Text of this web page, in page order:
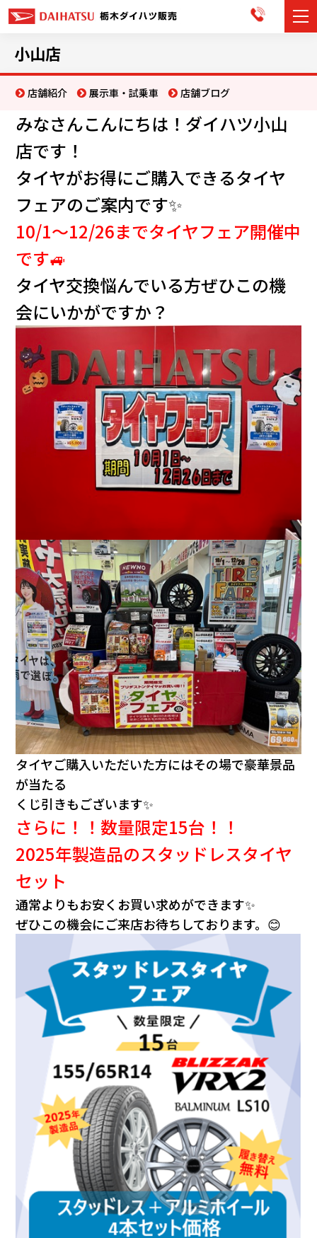
展示車・試乗車
店舗情報
イベント・キャンペーン
ご購入者サポート
会社情報
リコ
小山店
店舗紹介 展示車・試乗車 店舗ブログ
みなさんこんにちは！ダイハツ小山
店です！
タイヤがお得にご購入できるタイヤ
フェアのご案内です✨
10/1～12/26までタイヤフェア開催中
です🚙
タイヤ交換悩んでいる方ぜひこの機
会にいかがですか？
タイヤご購入いただいた方にはその場で豪華景品
が当たる
くじ引きもございます✨
さらに！！数量限定15台！！
2025年製造品のスタッドレスタイヤ
セット
通常よりもお安く お買い求めができます✨
ぜひこの機会にご来店お待ちしております。😊